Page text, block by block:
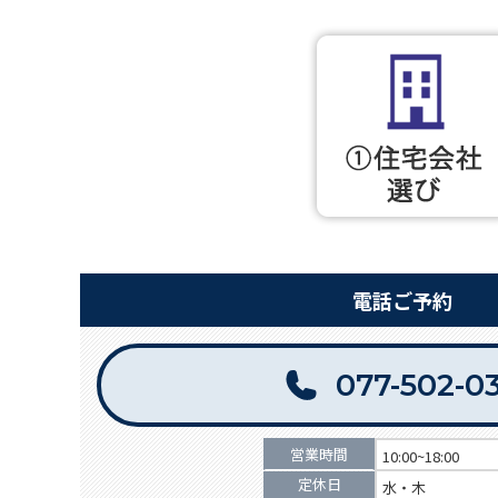
電話ご予約
077-502-
営業時間
10:00~18:00
定休日
水・木